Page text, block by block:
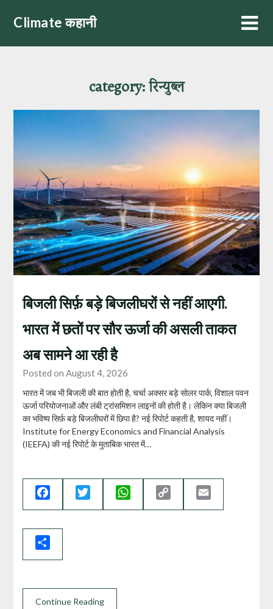
Climate कहानी
category:रिन्युब्ल
बिजली सिर्फ़ बड़े बिजलीघरों से नहीं आएगी.
भारत में छतों पर सौर ऊर्जा की असली ताकत
अब सामने आ रही है
Posted on August 4, 2026
भारत में जब भी बिजली की बात होती है, चर्चा अक्सर बड़े सोलर पार्क, विशाल पवन
ऊर्जा परियोजनाओं और लंबी ट्रांसमिशन लाइनों की होती है। लेकिन क्या बिजली
का भविष्य सिर्फ़ बड़े बिजलीघरों में छिपा है? नई रिपोर्ट कहती है, शायद नहीं।
Institute for Energy Economics and Financial Analysis
(IEEFA) की नई रिपोर्ट के मुताबिक भारत में…
Facebook Twitter WhatsApp
Link
Continue Reading